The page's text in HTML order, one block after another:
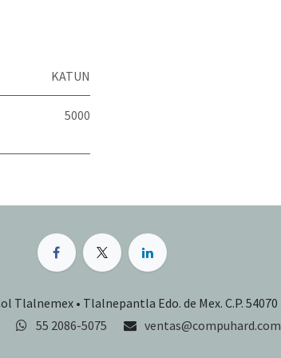
KATUN
5000
Tlalnemex • Tlalnepantla Edo. de Mex. C.P. 54070
55 2086-5075